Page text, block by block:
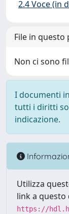
2.4 Voce (in
File in
Non ci sono
I documenti
tutti i diritti
indicazione.
Utilizza
link a
https://